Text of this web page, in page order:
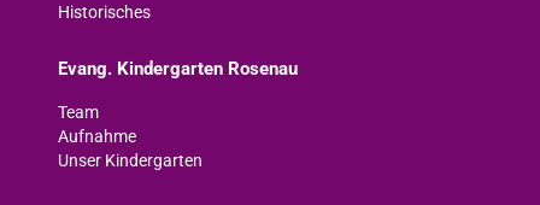
Historisches
Evang. Kindergarten Rosenau
Team
Aufnahme
Unser Kindergarten